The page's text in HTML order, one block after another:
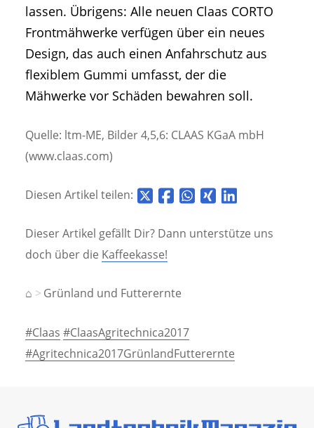
lassen. Übrigens: Alle neuen Claas CORTO
Frontmähwerke verfügen über ein neues
Design, das auch einen Anfahrschutz aus
flexiblem Gummi umfasst, der die
Mähwerke vor Schäden bewahren soll.
Quelle: ltm-ME, Bilder 4,5,6: CLAAS KGaA mbH
(www.claas.com)
Diesen Artikel teilen:
Dieser Artikel gefällt Dir? Dann unterstütze uns
doch über die Kaffeekasse!
⌂ Grünland und Futterernte
#Claas #ClaasAgritechnica2017
#Agritechnica2017GrünlandFutterernte